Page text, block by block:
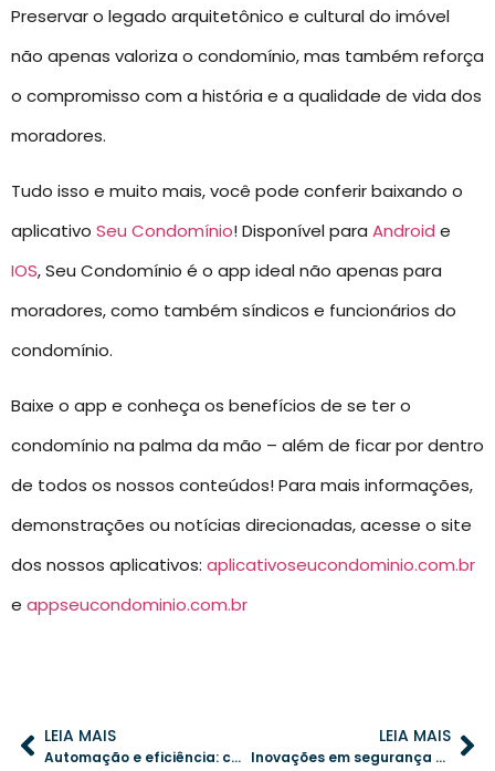
Preservar o legado arquitetônico e cultural do imóvel
não apenas valoriza o condomínio, mas também reforça
o compromisso com a história e a qualidade de vida dos
moradores.
Tudo isso e muito mais, você pode conferir baixando o
aplicativo Seu Condomínio! Disponível para Android e
IOS, Seu Condomínio é o app ideal não apenas para
moradores, como também síndicos e funcionários do
condomínio.
Baixe o app e conheça os benefícios de se ter o
condomínio na palma da mão – além de ficar por dentro
de todos os nossos conteúdos! Para mais informações,
demonstrações ou notícias direcionadas, acesse o site
dos nossos aplicativos: aplicativoseucondominio.com.br
e appseucondominio.com.br
LEIA MAIS
Automação e eficiência: como prédios inteligentes transformam condomínios
LEIA MAIS
Inovações em segurança para condomínios modernos